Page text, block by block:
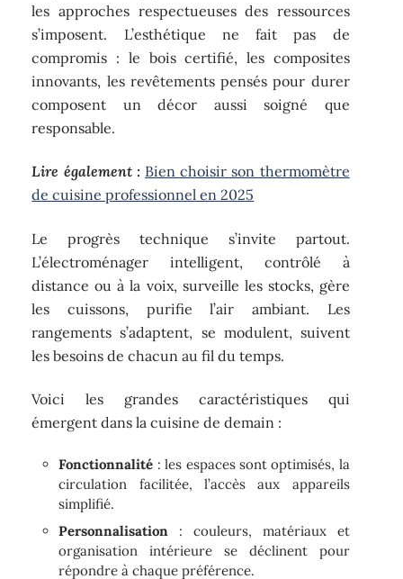
les approches respectueuses des ressources
s’imposent. L’esthétique ne fait pas de
compromis : le bois certifié, les composites
innovants, les revêtements pensés pour durer
composent un décor aussi soigné que
responsable.
Lire également : Bien choisir son thermomètre
de cuisine professionnel en 2025
Le progrès technique s’invite partout.
L’électroménager intelligent, contrôlé à
distance ou à la voix, surveille les stocks, gère
les cuissons, purifie l’air ambiant. Les
rangements s’adaptent, se modulent, suivent
les besoins de chacun au fil du temps.
Voici les grandes caractéristiques qui
émergent dans la cuisine de demain :
Fonctionnalité : les espaces sont optimisés, la
circulation facilitée, l’accès aux appareils
simplifié.
Personnalisation : couleurs, matériaux et
organisation intérieure se déclinent pour
répondre à chaque préférence.